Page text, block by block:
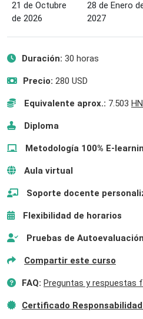
21 de Octubre
de 2026
28 de Enero
2027
Duración: 30 horas
Precio: 280 USD
Equivalente aprox.: 7.503
Diploma
Metodología 100% E-
Aula virtual
Soporte docente
Flexibilidad de horarios
Pruebas de Autoevaluación
Compartir este curso
FAQ: Preguntas y respuestas
Certificado